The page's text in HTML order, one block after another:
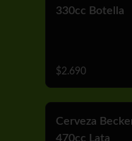
330cc Botella
$2.690
Cerveza
470cc Lata